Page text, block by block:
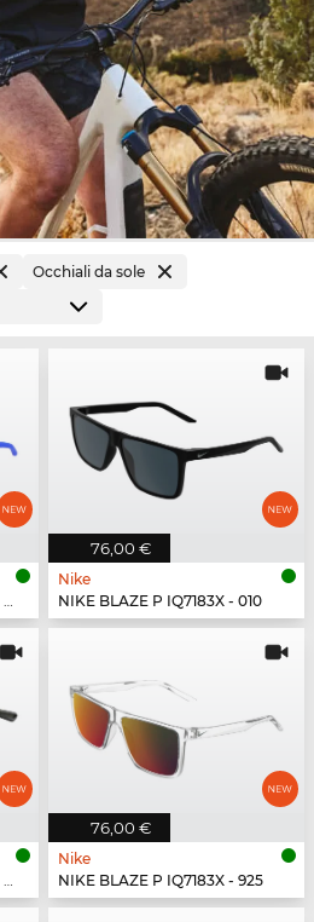
Occhiali da sole
76,00 €
Nike
NIKE BLAZE P IQ7183X - 010
76,00 €
Nike
NIKE BLAZE P IQ7183X - 925